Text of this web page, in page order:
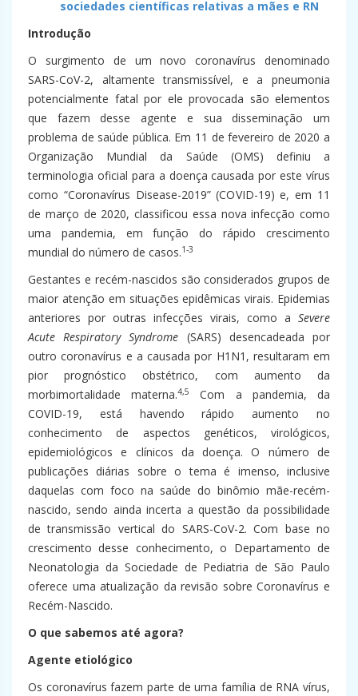
sociedades científicas relativas a mães e RN
Introdução
O surgimento de um novo coronavírus denominado
SARS-CoV-2, altamente transmissível, e a pneumonia
potencialmente fatal por ele provocada são elementos
que fazem desse agente e sua disseminação um
problema de saúde pública. Em 11 de fevereiro de 2020 a
Organização Mundial da Saúde (OMS) definiu a
terminologia oficial para a doença causada por este vírus
como “Coronavírus Disease-2019” (COVID-19) e, em 11
de março de 2020, classificou essa nova infecção como
uma pandemia, em função do rápido crescimento
mundial do número de casos.1-3
Gestantes e recém-nascidos são considerados grupos de
maior atenção em situações epidêmicas virais. Epidemias
anteriores por outras infecções virais, como a Severe
Acute Respiratory Syndrome (SARS) desencadeada por
outro coronavírus e a causada por H1N1, resultaram em
pior prognóstico obstétrico, com aumento da
morbimortalidade materna.4,5
Com a pandemia, da
COVID-19, está havendo rápido aumento no
conhecimento de aspectos genéticos, virológicos,
epidemiológicos e clínicos da doença. O número de
publicações diárias sobre o tema é imenso, inclusive
daquelas com foco na saúde do binômio mãe-recém-
nascido, sendo ainda incerta a questão da possibilidade
de transmissão vertical do SARS-CoV-2. Com base no
crescimento desse conhecimento, o Departamento de
Neonatologia da Sociedade de Pediatria de São Paulo
oferece uma atualização da revisão sobre Coronavírus e
Recém-Nascido.
O que sabemos até agora?
Agente etiológico
Os coronavírus fazem parte de uma família de RNA vírus,